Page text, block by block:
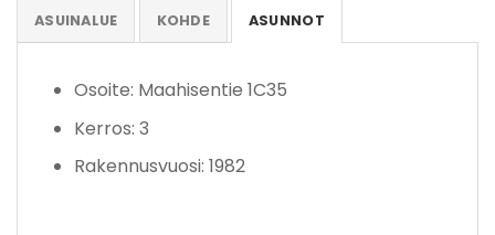
ASUINALUE KOHDE ASUNNOT
Osoite: Maahisentie 1C35
Kerros: 3
Rakennusvuosi: 1982